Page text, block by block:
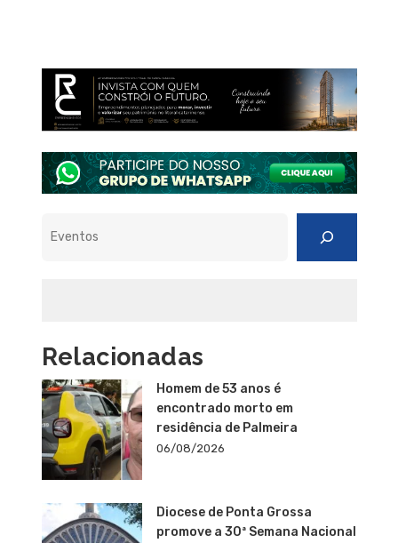
Relacionadas
Homem de 53 anos é
encontrado morto em
residência de Palmeira
06/08/2026
Diocese de Ponta Grossa
promove a 30ª Semana Nacional